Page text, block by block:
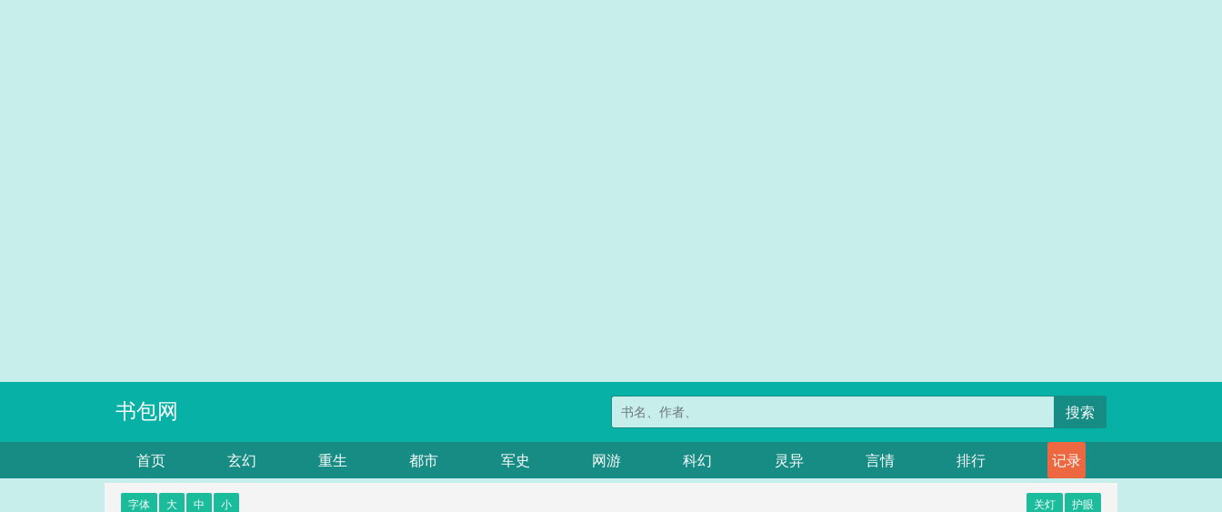
书包网 搜索
首页 玄幻 重生 都市 军史 网游 科幻 灵异 言情 排行 记录
字体 大 中 小 关灯 护眼